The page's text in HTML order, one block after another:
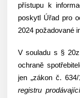
přístupu k
poskytl Úřad pro
2024 požadované
V souladu s §
ochraně
jen „zákon č.
registru